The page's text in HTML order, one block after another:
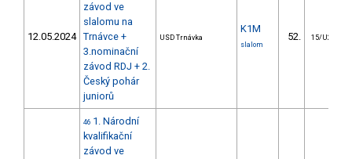
12.05.2024
závod ve
slalomu na
Trnávce +
3.nominační
závod RDJ + 2.
Český pohár
juniorů
USD Trnávka
K1M
slalom
52. 15/U23
46 1. Národní
kvalifikační
závod ve